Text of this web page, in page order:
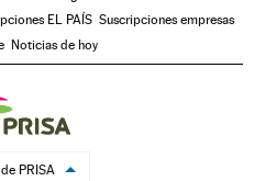
EL PAÍS Suscripciones empresas
Noticias de hoy
PRISA